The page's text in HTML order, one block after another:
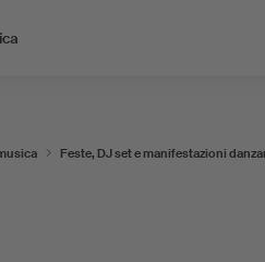
Feste, DJ set e manifestazioni